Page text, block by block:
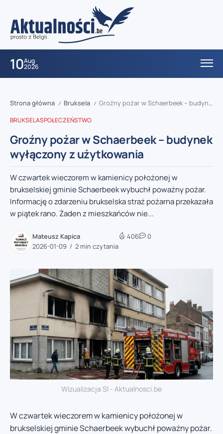
10Aug
2026
Strona główna / Bruksela / Groźny pożar w Schaerbeek – budynek wyłączony z użytkowania
BRUKSELASPOŁECZEŃSTWO
Groźny pożar w Schaerbeek – budynek
wyłączony z użytkowania
W czwartek wieczorem w kamienicy położonej w
brukselskiej gminie Schaerbeek wybuchł poważny pożar.
Informację o zdarzeniu brukselska straż pożarna przekazała
w piątek rano. Żaden z mieszkańców nie...
Mateusz Kapica
2026-01-09
2 min czytania
406 0
Wizualizacja SI - Aktualnosci.be
W czwartek wieczorem w kamienicy położonej w
brukselskiej gminie Schaerbeek wybuchł poważny pożar.